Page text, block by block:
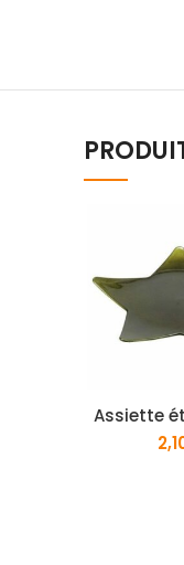
Assiette